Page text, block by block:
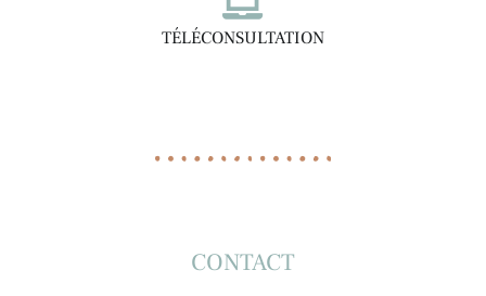
TÉLÉCONSULTATION
CONTACT